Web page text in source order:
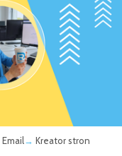
Email
Kreator stron